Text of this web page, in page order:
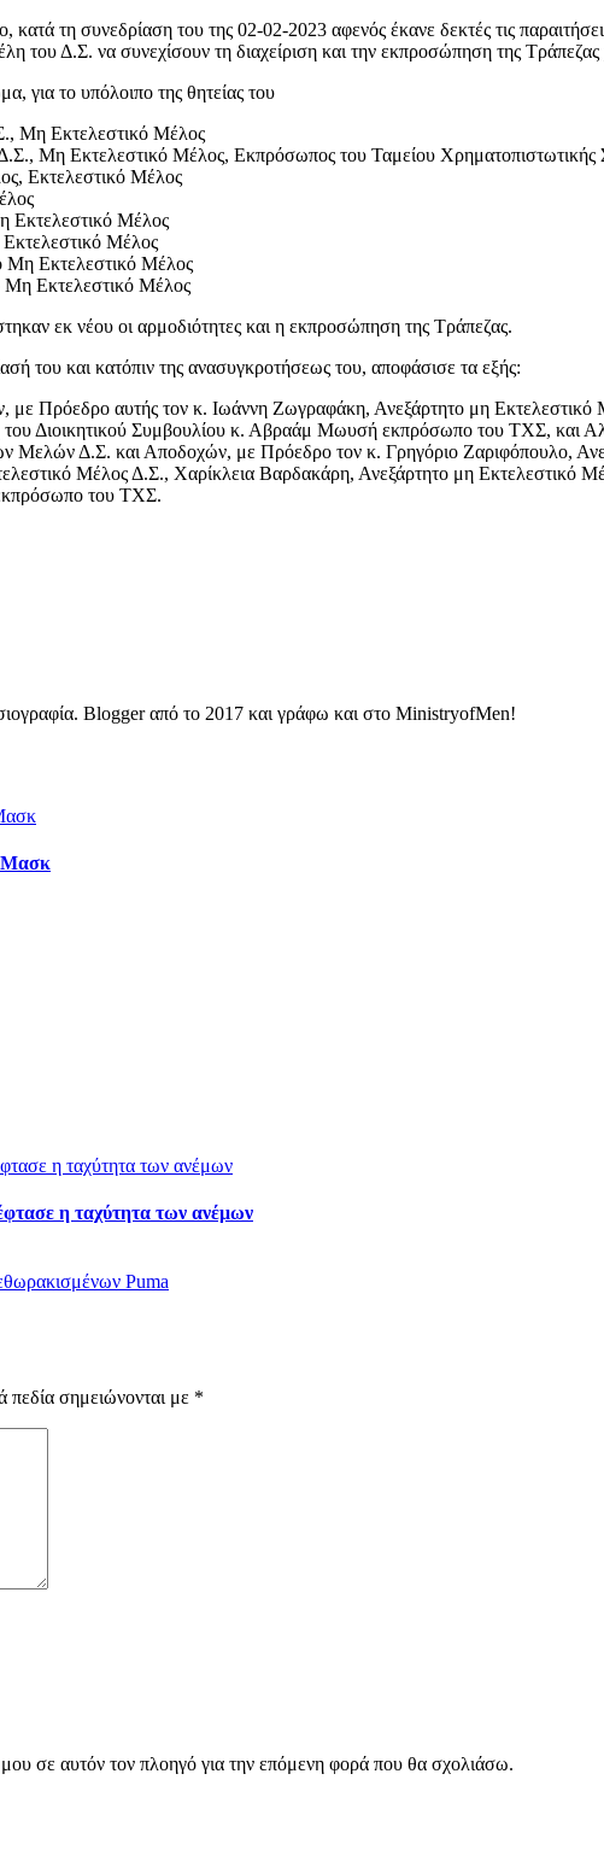
κατά τη συνεδρίαση του της 02-02-2023 αφενός έκανε δεκτές τις
του Δ.Σ. να συνεχίσουν τη διαχείριση και την εκπροσώπηση της
για το υπόλοιπο της θητείας του
Μη Εκτελεστικό Μέλος
Μη Εκτελεστικό Μέλος, Εκπρόσωπος του Ταμείου Χρηματοπιστωτικής
Εκτελεστικό Μέλος
Εκτελεστικό Μέλος
Μέλος
Μη Εκτελεστικό Μέλος
Μη Εκτελεστικό Μέλος
εκ νέου οι αρμοδιότητες και η εκπροσώπηση της Τράπεζας.
του και κατόπιν της ανασυγκροτήσεως του, αποφάσισε τα εξής:
με Πρόεδρο αυτής τον κ. Ιωάννη Ζωγραφάκη, Ανεξάρτητο μη
Διοικητικού Συμβουλίου κ. Αβραάμ Μωυσή εκπρόσωπο του ΤΧΣ, και
Μελών Δ.Σ. και Αποδοχών, με Πρόεδρο τον κ. Γρηγόριο Ζαριφόπουλο,
Μέλος Δ.Σ., Χαρίκλεια Βαρδακάρη, Ανεξάρτητο μη Εκτελεστικό
του ΤΧΣ.
Blogger από το 2017 και γράφω και στο MinistryofMen!
Μασκ
η ταχύτητα των ανέμων
Puma
πεδία σημειώνονται με *
σε αυτόν τον πλοηγό για την επόμενη φορά που θα σχολιάσω.